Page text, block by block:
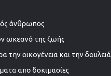
άνθρωπος
ωκεανό της ζωής
την οικογένεια και την δουλειά
απο δοκιμασίες